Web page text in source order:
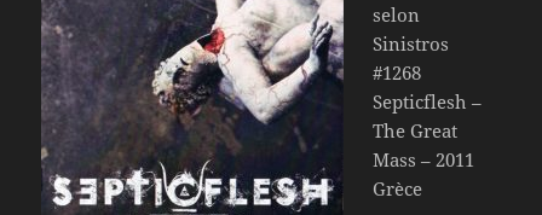
selon
Sinistros
#1268
Septicflesh –
The Great
Mass – 2011
Grèce